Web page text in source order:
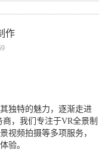
作
独特的魅力，逐渐走进
，我们专注于VR全景制
视频拍摄等多项服务，
验。